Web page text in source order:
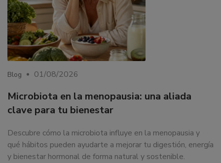
Blog 01/08/2026
Microbiota en la menopausia: una aliada
clave para tu bienestar
Descubre cómo la microbiota influye en la menopausia y
qué hábitos pueden ayudarte a mejorar tu digestión, energía
y bienestar hormonal de forma natural y sostenible.